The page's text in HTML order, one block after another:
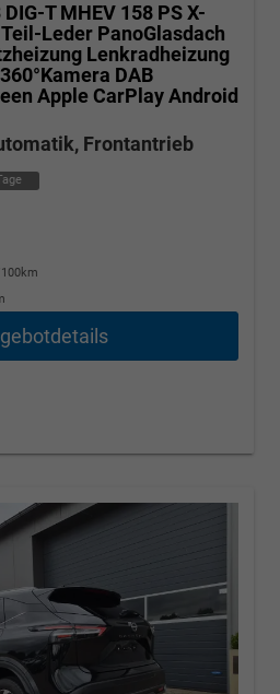
DIG-T MHEV 158 PS X-
Leder PanoGlasdach
Lenkradheizung
DAB
Apple CarPlay Android
Frontantrieb